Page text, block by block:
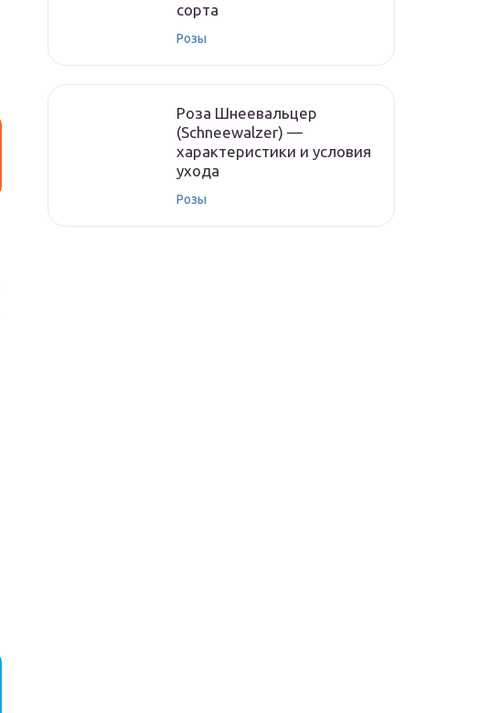
сорта
Розы
Роза Шнеевальцер
(Schneewalzer) —
характеристики и условия
ухода
Розы